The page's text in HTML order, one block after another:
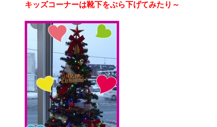
キッズコーナーは靴下をぶら下げてみたり～